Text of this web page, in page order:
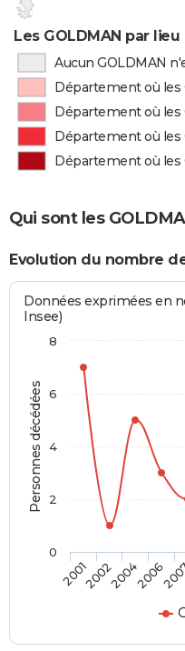
Les GOLDMAN par
Aucun GOLDMAN
Département où les
Département où les
Département où
Département où
Qui sont les
Evolution du nombre
Personnes décédées
Données exprimées en
Insee)
2001200220042006
0
2
4
6
8